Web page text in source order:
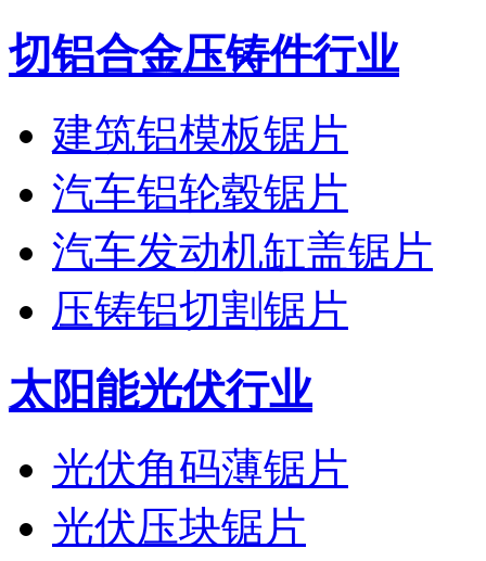
切铝合金压铸件行业
建筑铝模板锯片
汽车铝轮毂锯片
汽车发动机缸盖锯片
压铸铝切割锯片
太阳能光伏行业
光伏角码薄锯片
光伏压块锯片